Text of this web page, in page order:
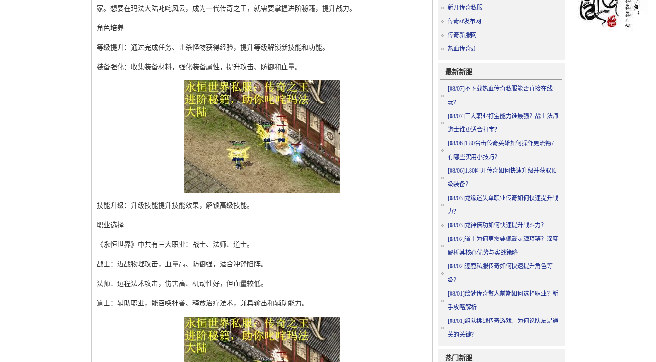
家。想要在玛法大陆叱咤风云，成为一代传奇之王，就需要掌握进阶秘籍，提升战力。
角色培养
等级提升：通过完成任务、击杀怪物获得经验，提升等级解锁新技能和功能。
装备强化：收集装备材料，强化装备属性，提升攻击、防御和血量。
技能升级：升级技能提升技能效果，解锁高级技能。
职业选择
《永恒世界》中共有三大职业：战士、法师、道士。
战士：近战物理攻击，血量高、防御强，适合冲锋陷阵。
法师：远程法术攻击，伤害高、机动性好，但血量较低。
道士：辅助职业，能召唤神兽、释放治疗法术，兼具输出和辅助能力。
新开传奇私服
传奇sf发布网
传奇新服网
热血传奇sf
最新新服
[08/07]不下载热血传奇私服能否直接在线
玩？
[08/07]三大职业打宝能力谁最强？战士法师
道士谁更适合打宝？
[08/06]1.80合击传奇英雄如何操作更流畅？
有哪些实用小技巧？
[08/06]1.80刚开传奇如何快速升级并获取顶
级装备？
[08/03]龙缘迷失单职业传奇如何快速提升战
力？
[08/03]龙神倍功如何快速提升战斗力？
[08/02]道士为何更需要佩戴灵魂项链？深度
解析其核心优势与实战策略
[08/02]逐鹿私服传奇如何快速提升角色等
级？
[08/01]绘梦传奇散人前期如何选择职业？新
手攻略解析
[08/01]组队挑战传奇游戏，为何说队友是通
关的关键？
热门新服